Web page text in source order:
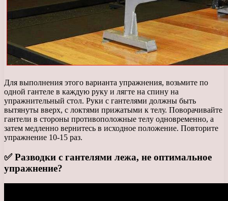
Для выполнения этого варианта упражнения, возьмите по
одной гантеле в каждую руку и лягте на спину на
упражнительный стол. Руки с гантелями должны быть
вытянуты вверх, с локтями прижатыми к телу. Поворачивайте
гантели в стороны противоположные телу одновременно, а
затем медленно вернитесь в исходное положение. Повторите
упражнение 10-15 раз.
✅ Разводки с гантелями лежа, не оптимальное
упражнение?